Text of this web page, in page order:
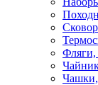
Фляги,